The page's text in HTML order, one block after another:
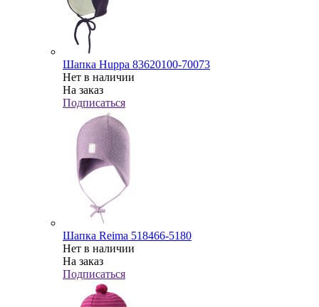
Шапка Huppa 83620100-70073
Нет в наличии
На заказ
Подписаться
Шапка Reima 518466-5180
Нет в наличии
На заказ
Подписаться